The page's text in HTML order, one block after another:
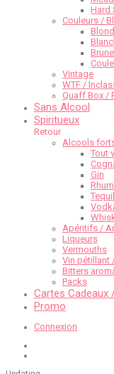
Hard
Couleurs /
Vintage
WTF /
Quaff Box /
Sans Alcool
Spiritueux
Retour
Alcools
Tout
Gin
Rhum
Apéritifs /
Liqueurs
Vermouths
Vin pétillant
Bitters
Packs
Cartes Cadeaux
Promo
Connexion